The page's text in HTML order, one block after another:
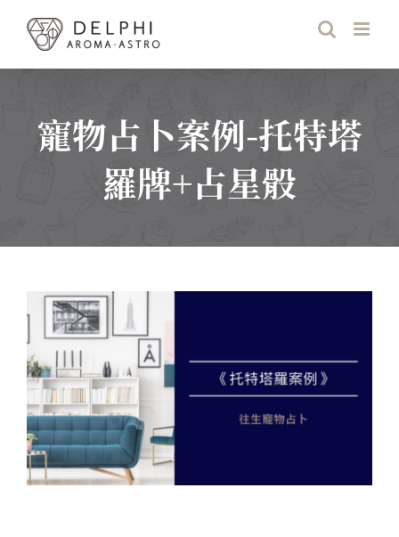
content
寵物占卜案例-托特塔
羅牌+占星骰